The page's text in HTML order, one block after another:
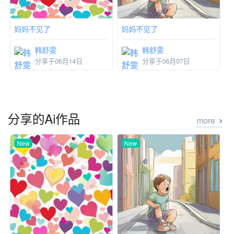
妈妈不见了
韩舒雯
分享于06月14日
妈妈不见了
韩舒雯
分享于06月07日
分享的Ai作品 more
New New